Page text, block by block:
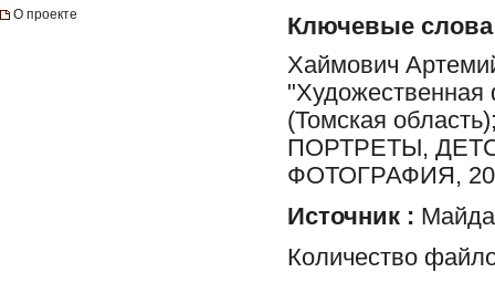
О проекте
Ключевые слова
Хаймович
"Художественная
(Томская
ПОРТРЕТЫ,
ФОТОГРАФИЯ,
Источник :
Количество